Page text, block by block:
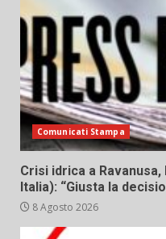
Comunicati Stampa
Crisi idrica a
Italia): “Giusta la
8 Agosto 2026